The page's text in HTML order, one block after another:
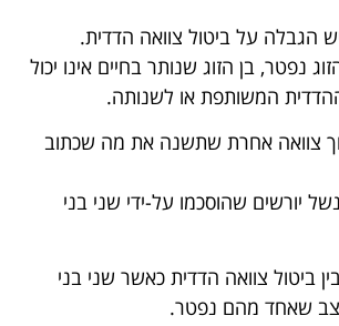
הגבלה על ביטול צוואה הדדית.
נפטר, בן הזוג שנותר בחיים אינו יכול
המשותפת או לשנותה.
צוואה אחרת שתשנה את מה שכתוב
יורשים שהוסכמו על-ידי שני בני
ביטול צוואה הדדית כאשר שני בני
מצב שאחד מהם נפטר.